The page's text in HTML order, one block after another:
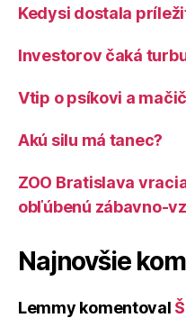
Kedysi dostala
Investorov čaká
Vtip o psíkovi a
Akú silu má tanec?
ZOO Bratislava
obľúbenú zábavno-
Najnovšie
Lemmy komentoval